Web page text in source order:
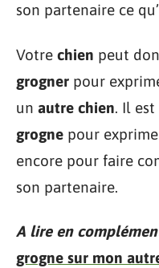
son partenaire ce
Votre chien peut
grogner pour
un autre chien. Il
grogne pour
encore pour faire
son partenaire.
A lire en
grogne sur mon